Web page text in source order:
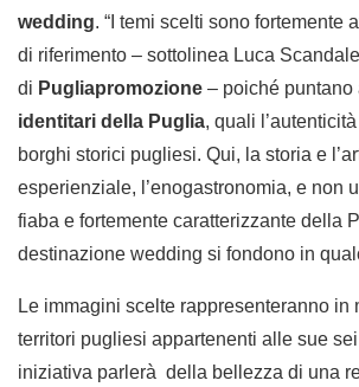
wedding. “I temi scelti sono fortemente
di riferimento – sottolinea Luca
di Pugliapromozione – poiché puntano
identitari della Puglia, quali
borghi storici pugliesi. Qui, la storia e
esperienziale, l’enogastronomia, e non
fiaba e fortemente caratterizzante della
destinazione wedding si fondono in
Le immagini scelte rappresenteranno in
territori pugliesi appartenenti alle sue
iniziativa parlerà della bellezza di una